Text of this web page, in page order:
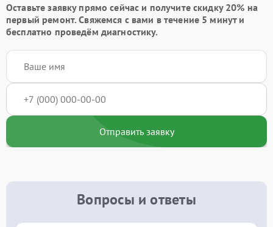
Оставьте заявкупрямо сейчас и получите скидку 20% на
первый ремонт. Свяжемся с вами в течение 5 минут и
бесплатно проведём диагностику.
Отправить заявку
Вопросы и ответы